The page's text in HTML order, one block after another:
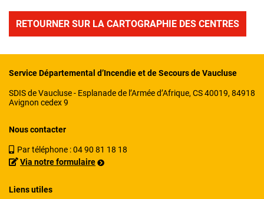
RETOURNER SUR LA CARTOGRAPHIE DES CENTRES
Service Départemental d’Incendie et de Secours de Vaucluse
SDIS de Vaucluse - Esplanade de l’Armée d’Afrique, CS 40019, 84918
Avignon cedex 9
Nous contacter
Par téléphone :04 90 81 18 18
Via notre formulaire
Liens utiles